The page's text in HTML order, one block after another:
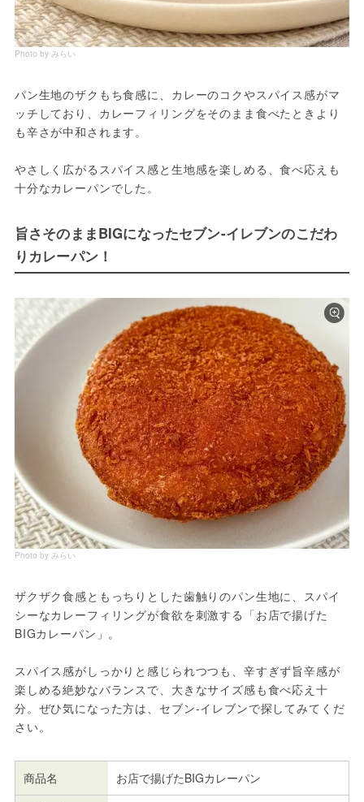
Photo by みらい
パン生地のザクもち食感に、カレーのコクやスパイス感がマ
ッチしており、カレーフィリングをそのまま食べたときより
も辛さが中和されます。
やさしく広がるスパイス感と生地感を楽しめる、食べ応えも
十分なカレーパンでした。
旨さそのままBIGになったセブン-イレブンのこだわ
りカレーパン！
Photo by みらい
ザクザク食感ともっちりとした歯触りのパン生地に、スパイ
シーなカレーフィリングが食欲を刺激する「お店で揚げた
BIGカレーパン」。
スパイス感がしっかりと感じられつつも、辛すぎず旨辛感が
楽しめる絶妙なバランスで、大きなサイズ感も食べ応え十
分。ぜひ気になった方は、セブン-イレブンで探してみてくだ
さい。
商品名 お店で揚げたBIGカレーパン